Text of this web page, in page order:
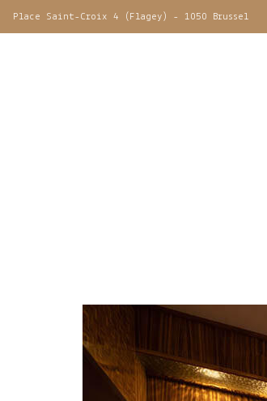
Place Saint-Croix 4 (Flagey) - 1050 Brussel